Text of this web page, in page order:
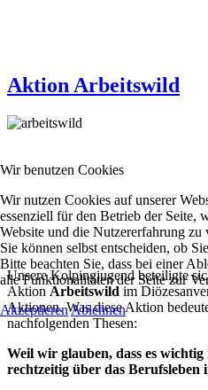
Aktion Arbeitswild
Unsere Kolpingjugend beteiligte
Aktion Arbeitswild im
Aktionen. Was diese Aktion
nachfolgenden Thesen:
Weil wir glauben, dass es wichtig
rechtzeitig über das Berufsleben
Wir benutzen Cookies
Wir nutzen Cookies auf unserer
essenziell für den Betrieb der Seite,
Website und die Nutzererfahrung zu
Sie können selbst entscheiden, ob
Bitte beachten Sie, dass bei einer
alle Funktionalitäten der Seite zur
AkzeptierenAblehnen